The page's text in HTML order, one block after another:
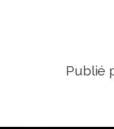
Publié